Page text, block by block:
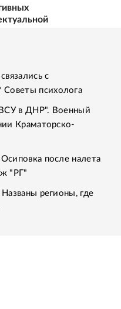
с
психолога
в ДНР". Военный
Краматорско-
после налета
"РГ"
регионы, где